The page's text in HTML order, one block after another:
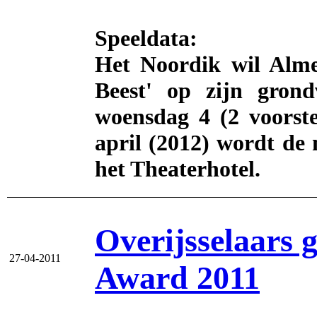
Speeldata:
Het Noordik wil
Beest' op zijn
woensdag 4 (2
april (2012) wordt de
het Theaterhotel.
27-04-2011
Overijsselaars
Award 2011